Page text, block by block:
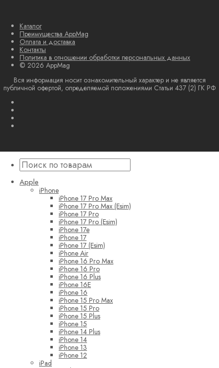
Каталог
Преимущества AppMag
Оплата и доставка
Контакты
Политика в отношении обработки персональных данных
© 2026 AppMag
Вся информация носит ознакомительный характер и не является
публичной офертой, определяемой положениями Статьи 437 (2) ГК РФ
Apple
iPhone
iPhone 17 Pro Max
iPhone 17 Pro Max (Esim)
iPhone 17 Pro
iPhone 17 Pro (Esim)
iPhone 17e
iPhone 17
iPhone 17 (Esim)
iPhone Air
iPhone 16 Pro Max
iPhone 16 Pro
iPhone 16 Plus
iPhone 16E
iPhone 16
iPhone 15 Pro Max
iPhone 15 Pro
iPhone 15 Plus
iPhone 15
iPhone 14 Plus
iPhone 14
iPhone 13
iPhone 12
iPad